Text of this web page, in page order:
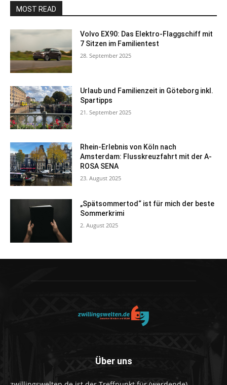
MOST READ
Volvo EX90: Das Elektro-Flaggschiff mit
7 Sitzen im Familientest
28. September 2025
Urlaub und Familienzeit in Göteborg inkl.
Spartipps
21. September 2025
Rhein-Erlebnis von Köln nach
Amsterdam: Flusskreuzfahrt mit der A-
ROSA SENA
23. August 2025
„Spätsommertod“ ist für mich der beste
Sommerkrimi
2. August 2025
Über uns